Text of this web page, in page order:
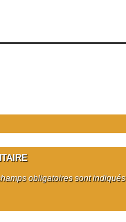
obligatoires sont indiqués